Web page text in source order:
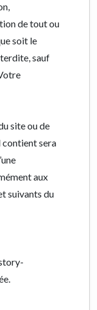
de tout ou
soit le
sauf
site ou de
contient sera
aux
suivants du